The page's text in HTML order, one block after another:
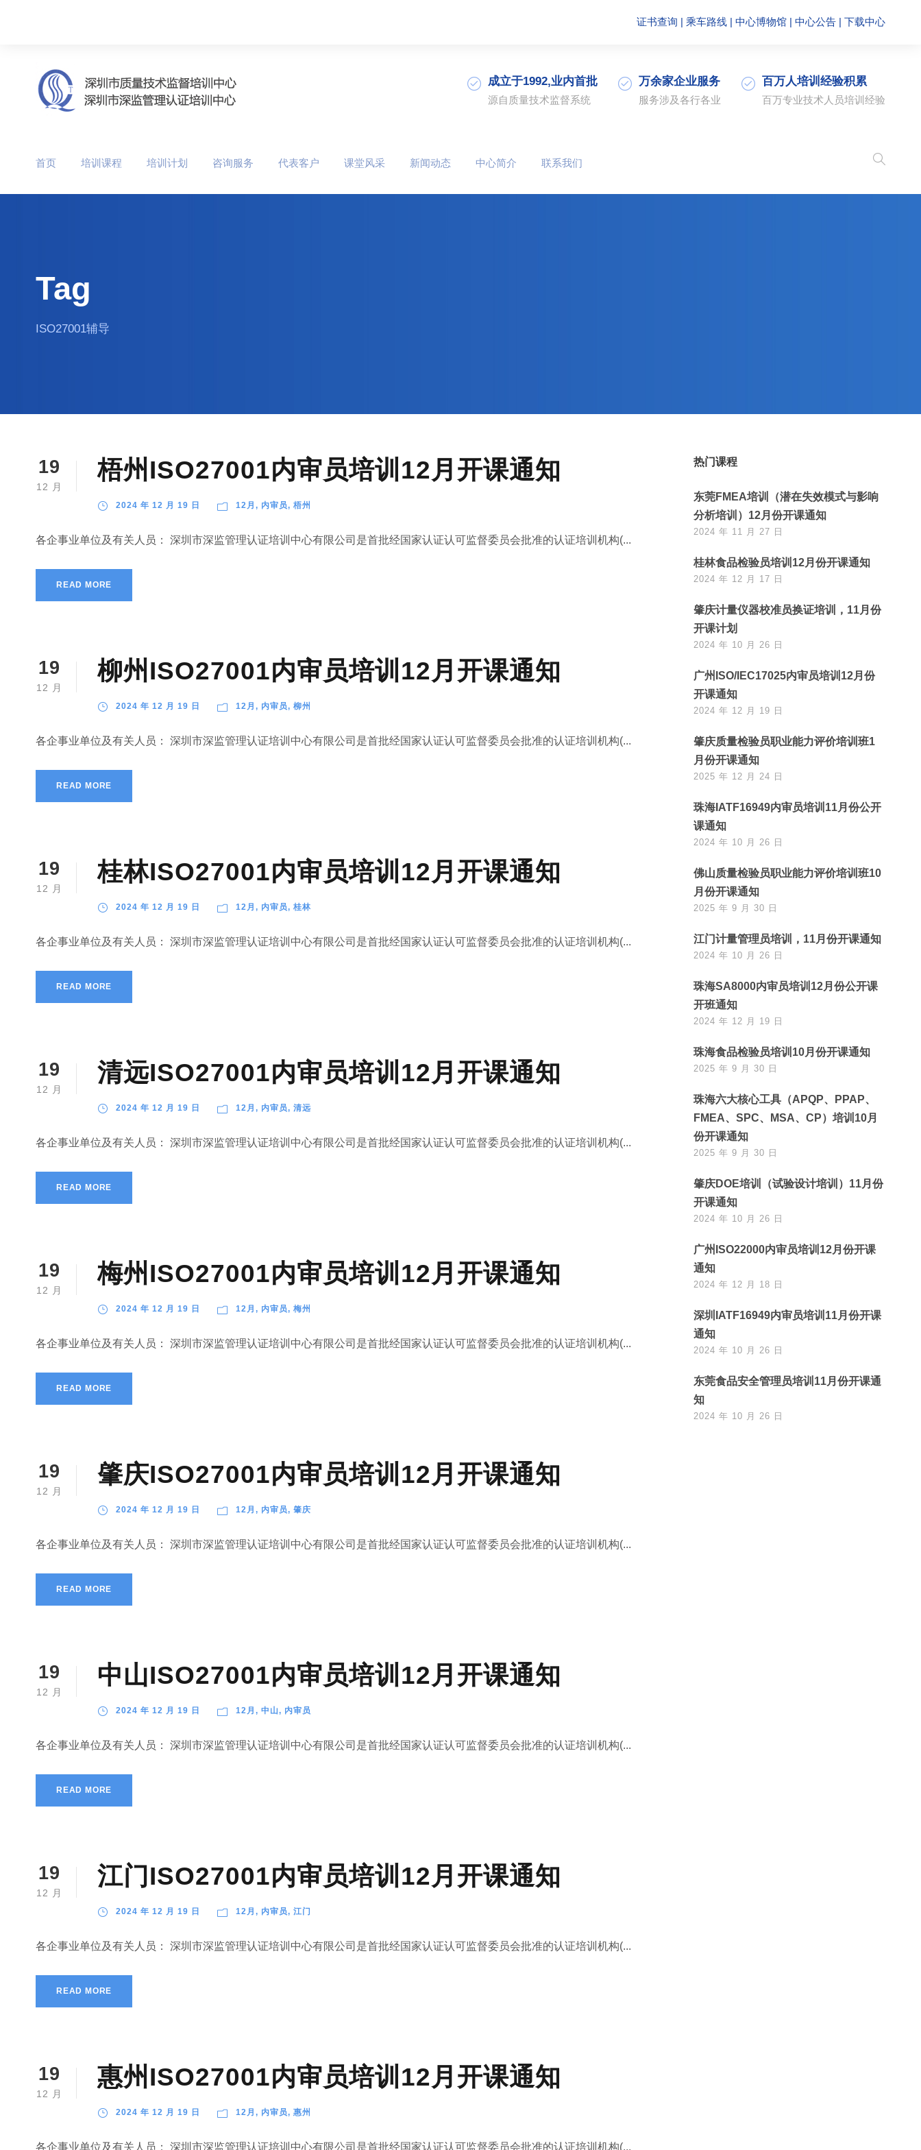
证书查询 | 乘车路线 | 中心博物馆 | 中心公告 | 下载中心
成立于1992,业内首批
源自质量技术监督系统
万余家企业服务
服务涉及各行各业
百万人培训经验积累
百万专业技术人员培训经验
首页 培训课程 培训计划 咨询服务 代表客户 课堂风采 新闻动态 中心简介 联系我们
Tag
ISO27001辅导
19
12 月
梧州ISO27001内审员培训12月开课通知
2024 年 12 月 19 日 12月 , 内审员, 梧州
各企事业单位及有关人员： 深圳市深监管理认证培训中心有限公司是首批经国家认证认可监督委员会批准的认证培训机构(...
READ MORE
19
12 月
柳州ISO27001内审员培训12月开课通知
2024 年 12 月 19 日 12月 , 内审员, 柳州
各企事业单位及有关人员： 深圳市深监管理认证培训中心有限公司是首批经国家认证认可监督委员会批准的认证培训机构(...
READ MORE
19
12 月
桂林ISO27001内审员培训12月开课通知
2024 年 12 月 19 日 12月 , 内审员, 桂林
各企事业单位及有关人员： 深圳市深监管理认证培训中心有限公司是首批经国家认证认可监督委员会批准的认证培训机构(...
READ MORE
19
12 月
清远ISO27001内审员培训12月开课通知
2024 年 12 月 19 日 12月 , 内审员, 清远
各企事业单位及有关人员： 深圳市深监管理认证培训中心有限公司是首批经国家认证认可监督委员会批准的认证培训机构(...
READ MORE
19
12 月
梅州ISO27001内审员培训12月开课通知
2024 年 12 月 19 日 12月 , 内审员, 梅州
各企事业单位及有关人员： 深圳市深监管理认证培训中心有限公司是首批经国家认证认可监督委员会批准的认证培训机构(...
READ MORE
19
12 月
肇庆ISO27001内审员培训12月开课通知
2024 年 12 月 19 日 12月 , 内审员, 肇庆
各企事业单位及有关人员： 深圳市深监管理认证培训中心有限公司是首批经国家认证认可监督委员会批准的认证培训机构(...
READ MORE
19
12 月
中山ISO27001内审员培训12月开课通知
2024 年 12 月 19 日 12月 , 中山, 内审员
各企事业单位及有关人员： 深圳市深监管理认证培训中心有限公司是首批经国家认证认可监督委员会批准的认证培训机构(...
READ MORE
19
12 月
江门ISO27001内审员培训12月开课通知
2024 年 12 月 19 日 12月 , 内审员, 江门
各企事业单位及有关人员： 深圳市深监管理认证培训中心有限公司是首批经国家认证认可监督委员会批准的认证培训机构(...
READ MORE
19
12 月
惠州ISO27001内审员培训12月开课通知
2024 年 12 月 19 日 12月 , 内审员, 惠州
各企事业单位及有关人员： 深圳市深监管理认证培训中心有限公司是首批经国家认证认可监督委员会批准的认证培训机构(...
热门课程
东莞FMEA培训（潜在失效模式与影响
分析培训）12月份开课通知
2024 年 11 月 27 日
桂林食品检验员培训12月份开课通知
2024 年 12 月 17 日
肇庆计量仪器校准员换证培训，11月份
开课计划
2024 年 10 月 26 日
广州ISO/IEC17025内审员培训12月份
开课通知
2024 年 12 月 19 日
肇庆质量检验员职业能力评价培训班1
月份开课通知
2025 年 12 月 24 日
珠海IATF16949内审员培训11月份公开
课通知
2024 年 10 月 26 日
佛山质量检验员职业能力评价培训班10
月份开课通知
2025 年 9 月 30 日
江门计量管理员培训，11月份开课通知
2024 年 10 月 26 日
珠海SA8000内审员培训12月份公开课
开班通知
2024 年 12 月 19 日
珠海食品检验员培训10月份开课通知
2025 年 9 月 30 日
珠海六大核心工具（APQP、PPAP、
FMEA、SPC、MSA、CP）培训10月
份开课通知
2025 年 9 月 30 日
肇庆DOE培训（试验设计培训）11月份
开课通知
2024 年 10 月 26 日
广州ISO22000内审员培训12月份开课
通知
2024 年 12 月 18 日
深圳IATF16949内审员培训11月份开课
通知
2024 年 10 月 26 日
东莞食品安全管理员培训11月份开课通
知
2024 年 10 月 26 日